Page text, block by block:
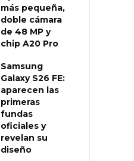
más pequeña,
doble cámara
de 48 MP y
chip A20 Pro
Samsung
Galaxy S26 FE:
aparecen las
primeras
fundas
oficiales y
revelan su
diseño